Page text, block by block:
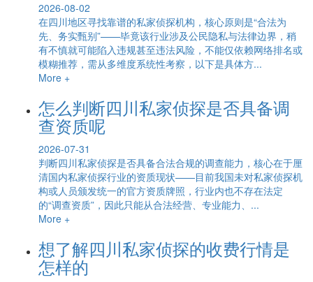
2026-08-02
在四川地区寻找靠谱的私家侦探机构，核心原则是“合法为
先、务实甄别”——毕竟该行业涉及公民隐私与法律边界，稍
有不慎就可能陷入违规甚至违法风险，不能仅依赖网络排名或
模糊推荐，需从多维度系统性考察，以下是具体方...
More +
怎么判断四川私家侦探是否具备调
查资质呢
2026-07-31
判断四川私家侦探是否具备合法合规的调查能力，核心在于厘
清国内私家侦探行业的资质现状——目前我国未对私家侦探机
构或人员颁发统一的官方资质牌照，行业内也不存在法定
的“调查资质”，因此只能从合法经营、专业能力、...
More +
想了解四川私家侦探的收费行情是
怎样的